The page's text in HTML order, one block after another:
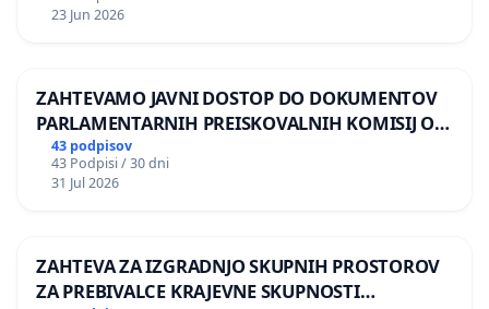
23 Jun 2026
ZAHTEVAMO JAVNI DOSTOP DO DOKUMENTOV
PARLAMENTARNIH PREISKOVALNIH KOMISIJ O
ILEGALNI TRGOVINI Z OROŽJEM
43 podpisov
43 Podpisi / 30 dni
31 Jul 2026
ZAHTEVA ZA IZGRADNJO SKUPNIH PROSTOROV
ZA PREBIVALCE KRAJEVNE SKUPNOSTI